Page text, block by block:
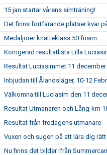
15 jan startar vårens simträning!
Det finns fortfarande platser kvar
Medaljörer knatteklass 50 frisim
Korrigerad resultatlista Lilla
Resultat Luciasimmet 11 december
Inbjudan till Ålandsläger, 10-12
Välkomna till Luciasim den 11
Resultat Utmanaren och Lång-km
Resultat från fredagens utmanare
Vuxen och sugen på att lära dig
Nu finns det bilder ifrån